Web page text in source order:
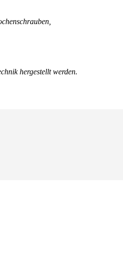
hergestellt werden.